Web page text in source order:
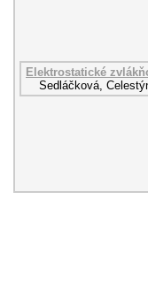
Elektrostatické
Sedláčková,